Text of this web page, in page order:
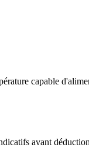
capable
avant